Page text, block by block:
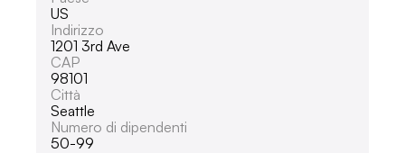
US
Indirizzo
1201 3rd Ave
CAP
98101
Città
Seattle
Numero di dipendenti
50-99